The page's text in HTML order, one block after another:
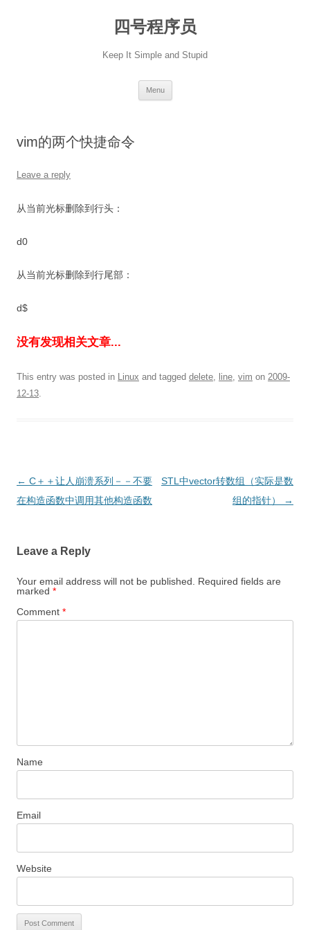
四号程序员
Keep It Simple and Stupid
Menu
vim的两个快捷命令
Leave a reply
从当前光标删除到行头：
d0
从当前光标删除到行尾部：
d$
没有发现相关文章...
This entry was posted in Linux and tagged delete, line, vim on 2009-
12-13.
Post
navigation
← C＋＋让人崩溃系列－－不要
在构造函数中调用其他构造函数
STL中vector转数组（实际是数
组的指针）
→
Leave a Reply
Your email address will not be published.
Required fields are
marked *
Comment *
Name
Email
Website